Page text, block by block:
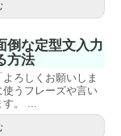
倒な定型文入力
方法
ろしくお願いしま
うフレーズや言い
す。 ...